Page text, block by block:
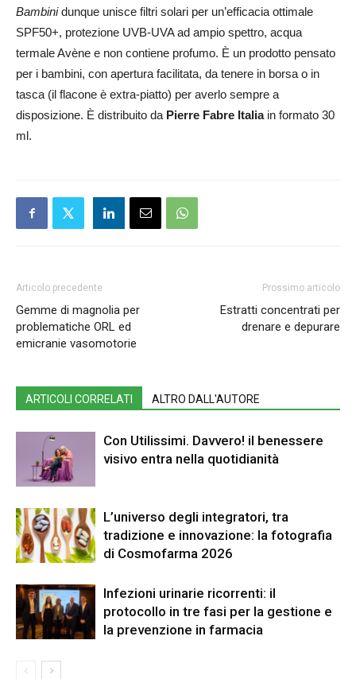
Bambinidunque unisce filtri solari per un’efficacia ottimale
SPF50+, protezione UVB-UVA ad ampio spettro, acqua
termale Avène e non contiene profumo. È un prodotto pensato
per i bambini, con apertura facilitata, da tenere in borsa o in
tasca (il flacone è extra-piatto) per averlo sempre a
disposizione. È distribuito da Pierre Fabre Italia in formato 30
ml.
Articolo precedente
Gemme di magnolia per
problematiche ORL ed
emicranie vasomotorie
Prossimo articolo
Estratti concentrati per
drenare e depurare
ARTICOLI CORRELATI ALTRO DALL'AUTORE
Con Utilissimi. Davvero! il benessere
visivo entra nella quotidianità
L’universo degli integratori, tra
tradizione e innovazione: la fotografia
di Cosmofarma 2026
Infezioni urinarie ricorrenti: il
protocollo in tre fasi per la gestione e
la prevenzione in farmacia